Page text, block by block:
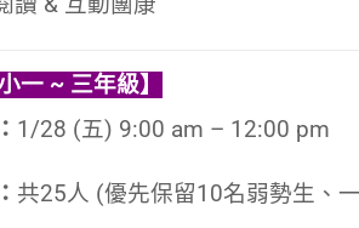
一 ~ 三年級】
1/28 (五) 9:00 am – 12:00 pm
共25人 (優先保留10名弱勢生、